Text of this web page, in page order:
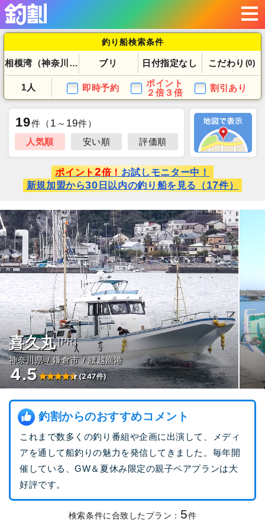
釣り船検索条件
相模湾（神奈川県） ブリ 日付指定なし こだわり (0)
1人 即時予約
ポイント
２倍３倍
割引あり
19件 （ 1 ～ 19件）
人気順
安い順 評価順
ポイント 2倍！ お試しモニター中！
新規加盟から30 日以内の釣り船を見る（17件）
喜久丸 [PR]
神奈川県 鎌倉市 腰越漁港
4.5 (247件)
釣割からのおすすめコメント
これまで数多くの釣り番組や企画に出演して、メディ
アを通して船釣りの魅力を発信してきました。毎年開
催している、GW＆夏休み限定の親子ペアプランは大
好評です。
検索条件に合致したプラン： 5件